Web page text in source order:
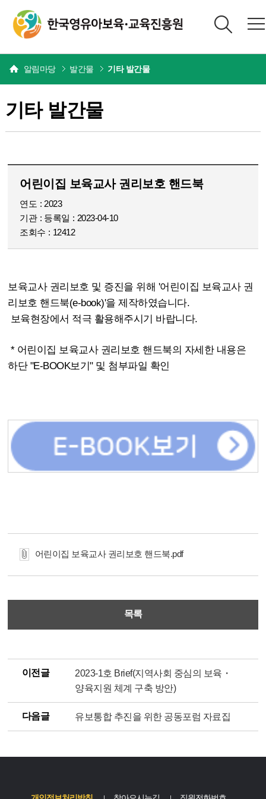
알림마당 발간물 기타 발간물
기타 발간물
어린이집 보육교사 권리보호 핸드북
연도
2023
기관
등록일
2023-04-10
조회수
12412
보육교사 권리보호 및 증진을 위해 '어린이집 보육교사 권
리보호 핸드북(e-book)'을 제작하였습니다.
보육현장에서 적극 활용해주시기 바랍니다.
* 어린이집 보육교사 권리보호 핸드북의 자세한 내용은
하단 "E-BOOK보기" 및 첨부파일 확인
어린이집 보육교사 권리보호 핸드북.pdf
목록
이전글
2023-1호 Brief(지역사회 중심의 보육・
양육지원 체계 구축 방안)
다음글 유보통합 추진을 위한 공동포럼 자료집